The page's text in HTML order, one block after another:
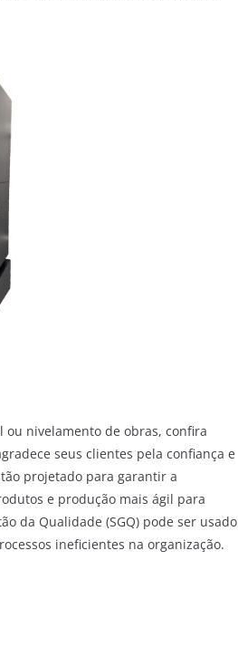
ou nivelamento de obras, confira
seus clientes pela confiança e
projetado para garantir a
e produção mais ágil para
da Qualidade (SGQ) pode ser usado
ineficientes na organização.